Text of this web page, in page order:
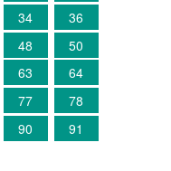
34
36
48
50
63
64
77
78
90 91